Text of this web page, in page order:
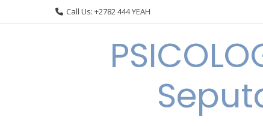
Call Us: +2782 444 YEAH